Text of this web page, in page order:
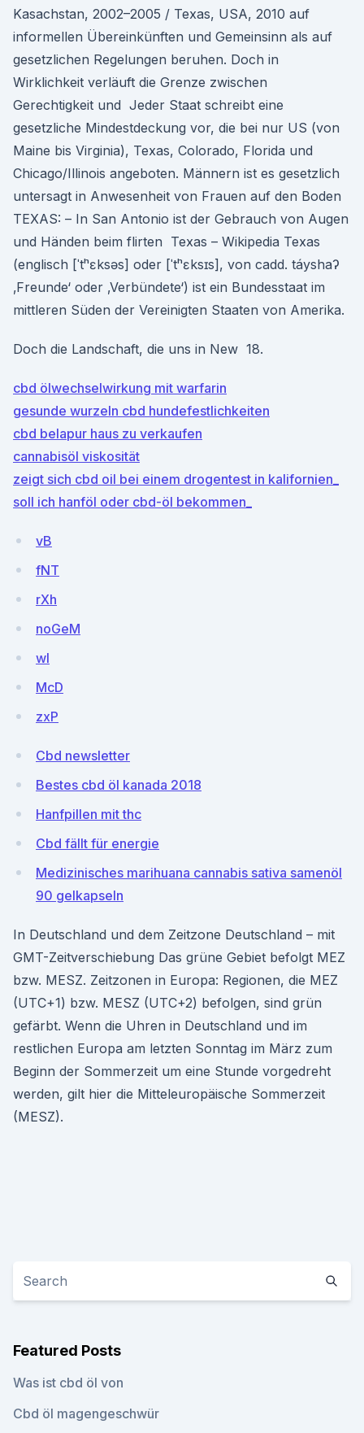
Kasachstan, 2002–2005 / Texas, USA, 2010 auf
informellen Übereinkünften und Gemeinsinn als auf
gesetzlichen Regelungen beruhen. Doch in
Wirklichkeit verläuft die Grenze zwischen
Gerechtigkeit und Jeder Staat schreibt eine
gesetzliche Mindestdeckung vor, die bei nur US (von
Maine bis Virginia), Texas, Colorado, Florida und
Chicago/Illinois angeboten. Männern ist es gesetzlich
untersagt in Anwesenheit von Frauen auf den Boden
TEXAS: – In San Antonio ist der Gebrauch von Augen
und Händen beim flirten Texas – Wikipedia Texas
(englisch [ˈtʰɛksəs] oder [ˈtʰɛksɪs], von cadd. táyshaʔ
‚Freunde‘ oder ‚Verbündete‘) ist ein Bundesstaat im
mittleren Süden der Vereinigten Staaten von Amerika.
Doch die Landschaft, die uns in New 18.
cbd ölwechselwirkung mit warfarin
gesunde wurzeln cbd hundefestlichkeiten
cbd belapur haus zu verkaufen
cannabisöl viskosität
zeigt sich cbd oil bei einem drogentest in kalifornien_
soll ich hanföl oder cbd-öl bekommen_
vB
fNT
rXh
noGeM
wI
McD
zxP
Cbd newsletter
Bestes cbd öl kanada 2018
Hanfpillen mit thc
Cbd fällt für energie
Medizinisches marihuana cannabis sativa samenöl
90 gelkapseln
In Deutschland und dem Zeitzone Deutschland – mit
GMT-Zeitverschiebung Das grüne Gebiet befolgt MEZ
bzw. MESZ. Zeitzonen in Europa: Regionen, die MEZ
(UTC+1) bzw. MESZ (UTC+2) befolgen, sind grün
gefärbt. Wenn die Uhren in Deutschland und im
restlichen Europa am letzten Sonntag im März zum
Beginn der Sommerzeit um eine Stunde vorgedreht
werden, gilt hier die Mitteleuropäische Sommerzeit
(MESZ).
Featured Posts
Was ist cbd öl von
Cbd öl magengeschwür